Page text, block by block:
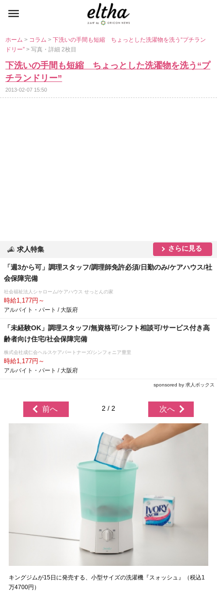
ホーム> コラム>下洗いの手間も短縮 ちょっとした洗濯物を洗う“プチラン
ドリー”> 写真・詳細 2枚目
下洗いの手間も短縮 ちょっとした洗濯物を洗う“プ
チランドリー”
2013-02-07 15:50
求人特集 さらに見る
「週3から可」調理スタッフ/調理師免許必須/日勤のみ/ケアハウス/社
会保障完備
社会福祉法人シャローム/ケアハウス せっとんの家
時給1,177円～
アルバイト・パート / 大阪府
「未経験OK」調理スタッフ/無資格可/シフト相談可/サービス付き高
齢者向け住宅/社会保障完備
株式会社成仁会ヘルスケアパートナーズ/シンフォニア豊里
時給1,177円～
アルバイト・パート / 大阪府
sponsored by 求人ボックス
前へ 2 / 2 次へ
キングジムが15日に発売する、小型サイズの洗濯機『スォッシュ』（税込1
万4700円）